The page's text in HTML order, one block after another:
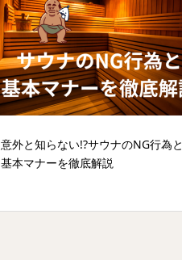
意外と知らない!?サウナのNG行為と
基本マナーを徹底解説